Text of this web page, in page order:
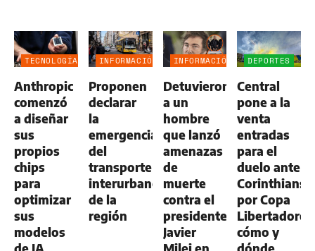
TECNOLOGÍA
Anthropic
comenzó
a diseñar
sus
propios
chips
para
optimizar
sus
modelos
INFORMACIÓN
Proponen
declarar
la
emergencia
del
transporte
interurbano
de la
región
INFORMACIÓN
Detuvieron
a un
hombre
que lanzó
amenazas
de
muerte
contra el
presidente
Javier
DEPORTES
Central
pone a la
venta
entradas
para el
duelo ante
Corinthians
por Copa
cómo y